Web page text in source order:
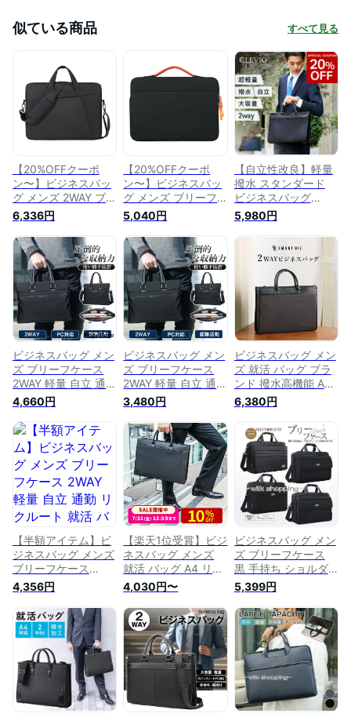
似ている商品 すべて見る
【20%OFFクーポ
ン〜】ビジネスバッ
グ メンズ 2WAY ブリ
ーフケース 大容量
軽量 撥水 15.6イン
チPC収納 伸縮ショ
ルダーベルト パソコ
ンバッグ ショルダー
バッグ 就活バッグ
通勤 ビジネス 出張
リクルート 就職
6,336円
【20%OFFクーポ
ン〜】ビジネスバッ
グ メンズ ブリーフ
ケース 大容量 軽量
撥水 14インチPC収
納 パソコンバッグ
就活バッグ 通勤 ビ
ジネス 出張 リクル
ート 就職活動 男女
兼用 ポリエステル
5,040円
【自立性改良】軽量
撥水 スタンダード
ビジネスバッグ
2way 就活バッグ A4
収納 自立 肩掛け メ
ンズ ショルダー 就
活 リクルートバッグ
大容量 ブリーフケー
ス 黒 A4 縦 軽い 出
張 防水 通勤 出張 ギ
フト プレゼント 送
料無料GLEVIO グレ
ヴィオ
5,980円
ビジネスバッグ メン
ズ ブリーフケース
2WAY 軽量 自立 通勤
リクルート 就活 バ
ック 簡易防水 撥水
大容量 面接用 出張
入社式 PC対応
4,660円
ビジネスバッグ メン
ズ ブリーフケース
2WAY 軽量 自立 通勤
リクルート 就活 バ
ック 簡易防水 撥水
大容量 面接用 出張
入社式 PC対応
3,480円
ビジネスバッグ メン
ズ 就活 バッグ ブラ
ンド 撥水高機能 A4
可 軽量 2WAY 人気
ランキング ブリーフ
ケース ショルダー
男性用 鞄 カバン か
ばん 通勤 営業 出張
リクルート A4 ノー
トPC パソコン 大容
量 軽い バッグ 斜め
がけ 鞄 通勤バッグ
6,380円
【半額アイテム】ビ
ジネスバッグ メンズ
ブリーフケース
2WAY 軽量 自立 通勤
リクルート 就活 バ
ック 簡易防水 撥水
大容量 面接用 出張
入社式 PC対応
4,356円
【楽天1位受賞】ビジ
ネスバッグ メンズ
就活 バッグ A4 リク
ルート 通勤 大容量
ノートPC 軽量 ショ
ルダーベルト 表面撥
水加工 2WAY 13.3イ
ンチ レディース メ
ンズバッグ 就活バッ
グ パソコンバッグ
ビジネスバック ビジ
ネスカバン PCバッ
グ ブリーフケース
4,030円〜
ビジネスバッグ メン
ズ ブリーフケース
黒 手持ち ショルダ
ーバッグ 3way マチ
拡張 PC対応 A4対応
大容量 16インチ 多
機能 撥水 面接 就活
通勤 仕事 出張用
5,399円